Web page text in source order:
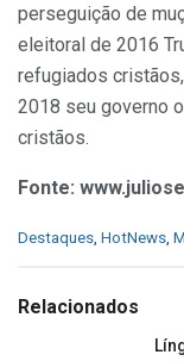
perseguição de
eleitoral de 2016
refugiados
2018 seu governo
cristãos.
Fonte:
C
e
Destaques, HotNews,
Relacionados